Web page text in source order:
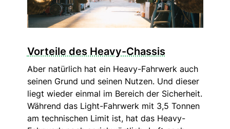
Vorteile des Heavy-Chassis
Aber natürlich hat ein Heavy-Fahrwerk auch
seinen Grund und seinen Nutzen. Und dieser
liegt wieder einmal im Bereich der Sicherheit.
Während das Light-Fahrwerk mit 3,5 Tonnen
am technischen Limit ist, hat das Heavy-